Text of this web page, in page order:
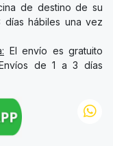
de destino de su
días hábiles una vez
El envío es gratuito
de 1 a 3 días